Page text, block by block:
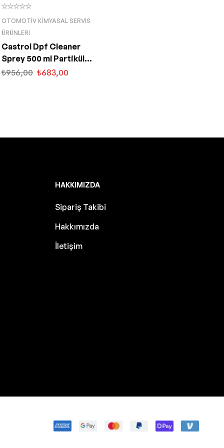
OTOMOTIV KIMYASAL SERVIS
ÜRÜNLERI
Castrol Dpf Cleaner
Sprey 500 ml Partikül
Filtre Temizleyici
₺956,00 ₺683,00
HAKKIMIZDA
Sipariş Takibi
Hakkımızda
İletişim